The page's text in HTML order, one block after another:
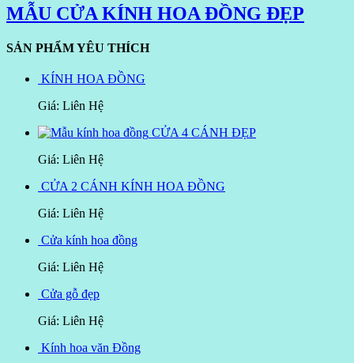
MẪU CỬA KÍNH HOA ĐỒNG ĐẸP
SẢN PHẨM YÊU THÍCH
KÍNH HOA ĐỒNG
Giá: Liên Hệ
CỬA 4 CÁNH ĐẸP
Giá: Liên Hệ
CỬA 2 CÁNH KÍNH HOA ĐỒNG
Giá: Liên Hệ
Cửa kính hoa đồng
Giá: Liên Hệ
Cửa gỗ đẹp
Giá: Liên Hệ
Kính hoa văn Đồng